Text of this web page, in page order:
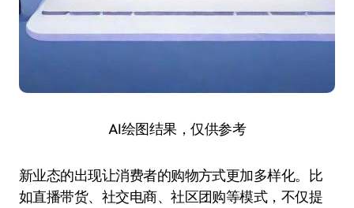
AI绘图结果，仅供参考
新业态的出现让消费者的购物方式更加多样化。比
如直播带货、社交电商、社区团购等模式，不仅提